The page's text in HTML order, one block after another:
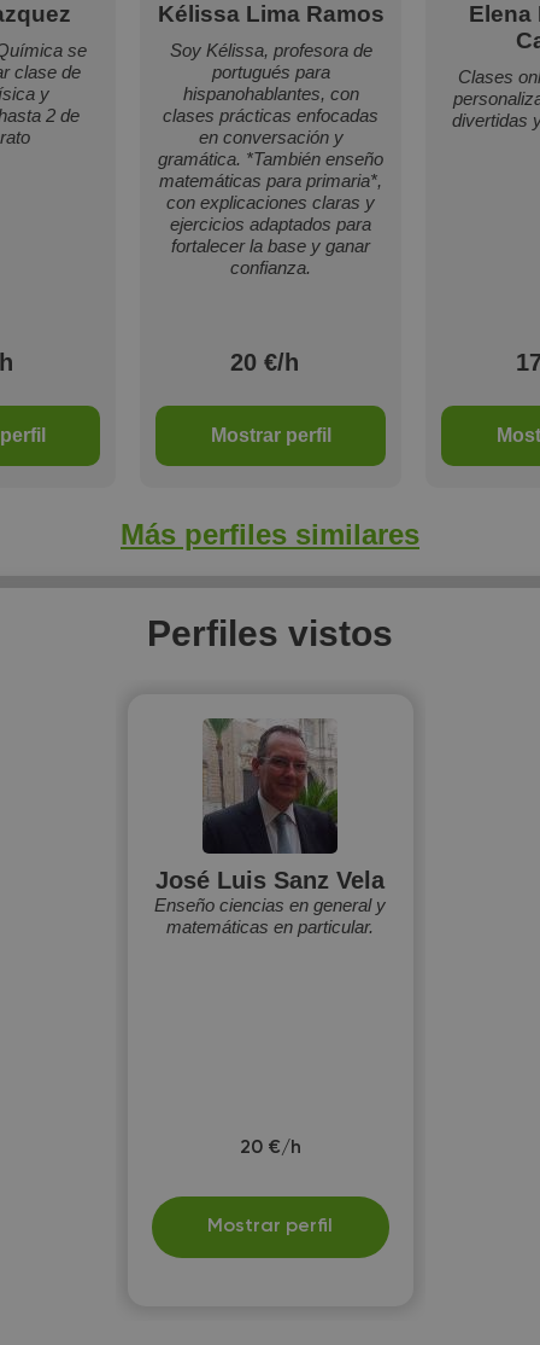
se
clase de
y
2 de
Kélissa Lima Ramos
Soy Kélissa, profesora de
portugués para
hispanohablantes, con
clases prácticas enfocadas
en conversación y
gramática. *También enseño
matemáticas para primaria*,
con explicaciones claras y
ejercicios adaptados para
fortalecer la base y ganar
confianza.
20 €/h
Mostrar perfil
Elena
Clases
divertidas
Más perfiles similares
Perfiles vistos
José Luis Sanz Vela
Enseño ciencias en general y
matemáticas en particular.
20 €/h
Mostrar perfil